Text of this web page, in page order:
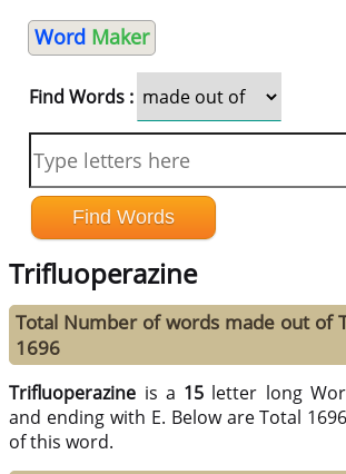
Word Maker
Find Words :
Trifluoperazine
Total Number of words made out of
1696
Trifluoperazine is a 15 letter long
and ending with E. Below are Total
of this word.